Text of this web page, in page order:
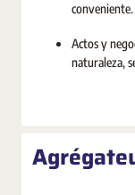
conveniente.
Actos y
naturaleza,